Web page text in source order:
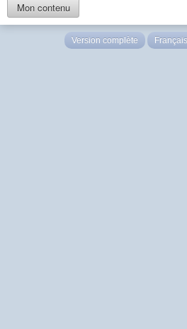
Mon contenu
Version complète